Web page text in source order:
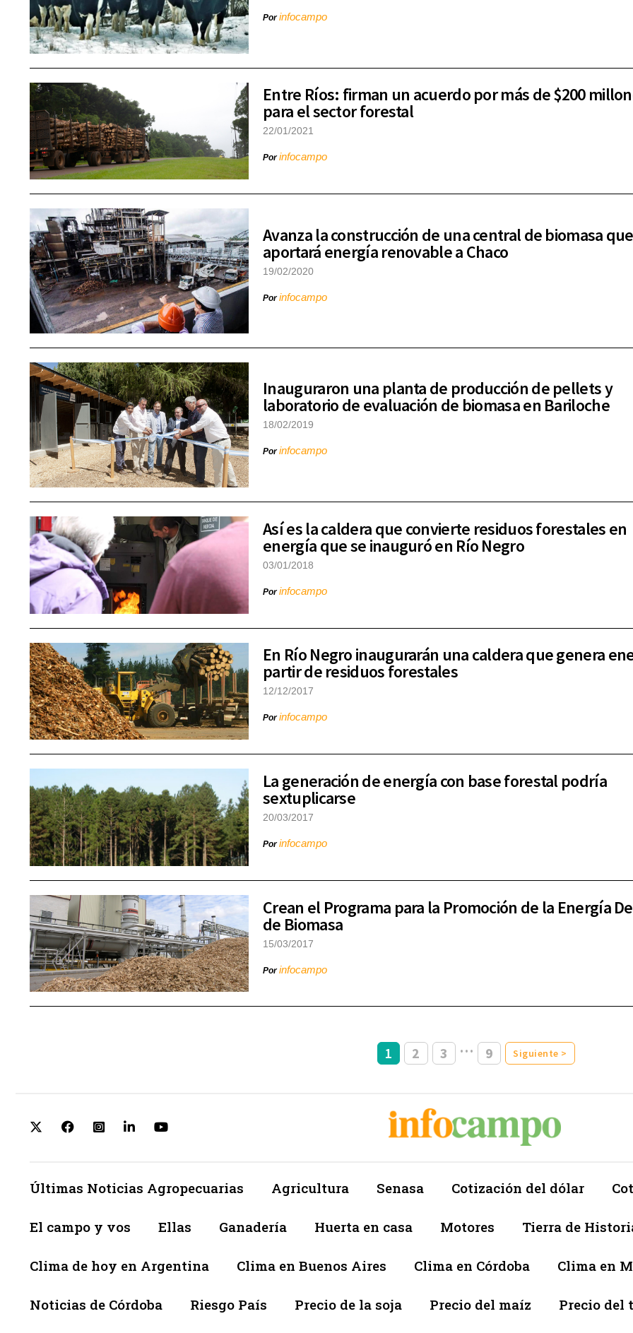
Porinfocampo
Entre Ríos: firman un acuerdo por más de $200
para el sector forestal
22/01/2021
Porinfocampo
Avanza la construcción de una central de biomasa que
aportará energía renovable a Chaco
19/02/2020
Porinfocampo
Inauguraron una planta de producción de pellets y
laboratorio de evaluación de biomasa en Bariloche
18/02/2019
Porinfocampo
Así es la caldera que convierte residuos forestales en
energía que se inauguró en Río Negro
03/01/2018
Porinfocampo
En Río Negro inaugurarán una caldera que genera
partir de residuos forestales
12/12/2017
Porinfocampo
La generación de energía con base forestal podría
sextuplicarse
20/03/2017
Porinfocampo
Crean el Programa para la Promoción de la Energía
de Biomasa
15/03/2017
Porinfocampo
1 2 3 … 9 Siguiente >
Últimas Noticias Agropecuarias Agricultura Senasa Cotización del dólar
El campo y vos Ellas Ganadería Huerta en casa Motores Tierra de
Clima de hoy en Argentina Clima en Buenos Aires Clima en Córdoba Clima en
Noticias de Córdoba Riesgo País Precio de la soja Precio del maíz Precio del